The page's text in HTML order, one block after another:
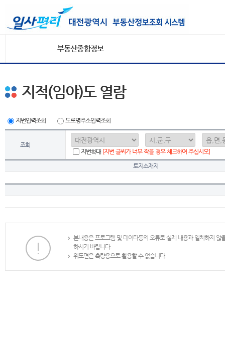
부동산종합정보
지적(임야)도 열람
지번입력조회 도로명주소입력조회
조회
지번확대 [지번 글씨가 너무 작을 경우 체크하여 주십시오]
토지소재지
본내용은 프로그램 및 데이타등의 오류로 실제 내용과 일치하지
하시기 바랍니다.
위도면은 측량용으로 활용할 수 없습니다.